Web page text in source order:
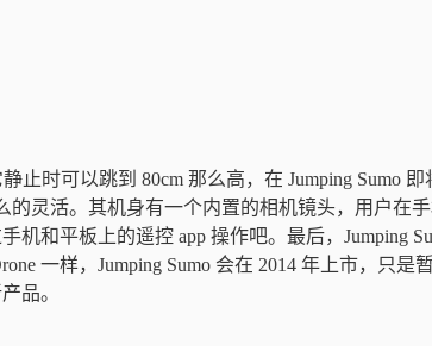
静止时可以跳到 80cm 那么高， 在 Jumping Sumo
灵活。 其机身有一个内置的相机镜头，用户在
机和平板上的遥控 app 操作吧。最后，Jumping
一样，Jumping Sumo 会在 2014 年上市，只是
品。